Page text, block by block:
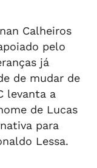
Calheiros
pelo
já
de mudar de
levanta a
de Lucas
para
Lessa.